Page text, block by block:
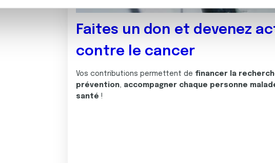
de publicité et d'analyse, qui peuvent combiner celles-ci avec d'autres
ont collectées lors de votre utilisation de leurs services.
Faites un don et devenez
contre le cancer
Vos contributions permettent de financer la
prévention, accompagner chaque personne
santé !